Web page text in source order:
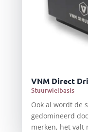
VNM Direct
Stuurwielbasis
Ook al wordt de
gedomineerd
merken, het valt